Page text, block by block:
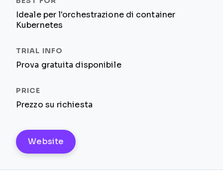
Ideale per l'orchestrazione di container
Kubernetes
Prova gratuita disponibile
Prezzo su richiesta
Website